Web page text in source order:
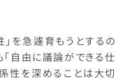
を急遽育もうとするの
自由に議論ができる仕
性を深めることは大切